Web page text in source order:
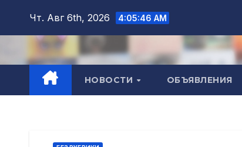
содержимому
Чт. Авг 6th, 2026 4:05:48 AM
НОВОСТИ ОБЪЯВЛЕНИЯ